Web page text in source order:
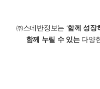
㈜스데반정보는 ‘함께 성장
함께 누릴 수 있는다양